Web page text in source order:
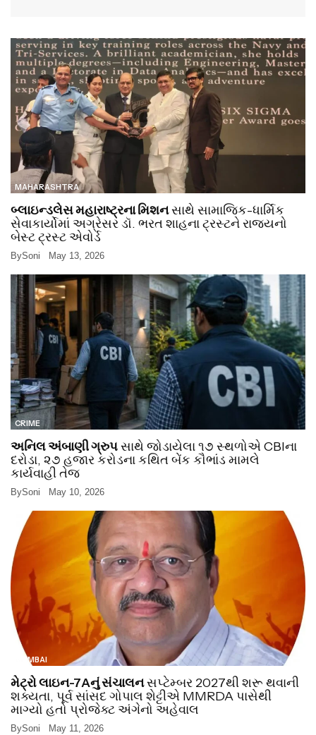
MAHARASHTRA
બ્લાઇન્ડલેસ મહારાષ્ટ્રના મિશનસાથે સામાજિક-ધાર્મિક
સેવાકાર્યોમાં અગ્રેસર ડૉ. ભરત શાહના ટ્રસ્ટને રાજ્યનો
બેસ્ટ ટ્રસ્ટ એવોર્ડ
BySoni May 13, 2026
CRIME
અનિલ અંબાણી ગ્રુપસાથે જોડાયેલા ૧૭ સ્થળોએ CBIના
દરોડા, ૨૭ હજાર કરોડના કથિત બેંક કૌભાંડ મામલે
કાર્યવાહી તેજ
BySoni May 10, 2026
MUMBAI
મેટ્રો લાઇન-7Aનું સંચાલનસપ્ટેમ્બર 2027થી શરૂ થવાની
શક્યતા, પૂર્વ સાંસદ ગોપાલ શેટ્ટીએ MMRDA પાસેથી
માગ્યો હતો પ્રોજેક્ટ અંગેનો અહેવાલ
BySoni May 11, 2026